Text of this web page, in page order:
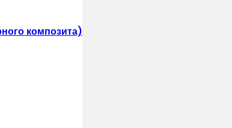
композита)